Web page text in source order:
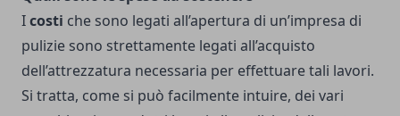
Icosti che sono legati all’apertura di un’impresa di
pulizie sono strettamente legati all’acquisto
dell’attrezzatura necessaria per effettuare tali lavori.
Si tratta, come si può facilmente intuire, dei vari